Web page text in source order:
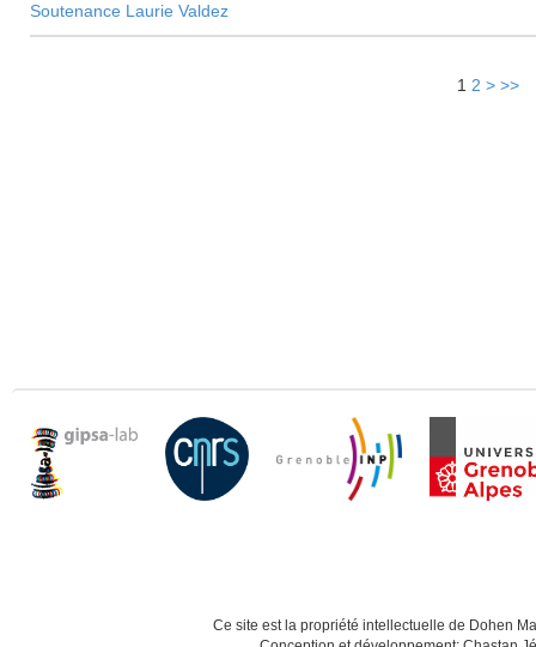
Soutenance Laurie Valdez
1 2 > >>
Ce site est la propriété intellectuelle de Dohen